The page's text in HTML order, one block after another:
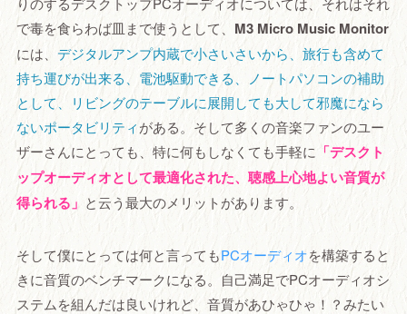
で毒を食らわば皿まで使うとして、 M3 Micro Music Monitor
には、 デジタルアンプ内蔵で小さいさいから、旅行も含めて
持ち運びが出来る、電池駆動できる、ノートパソコンの補助
として、リビングのテーブルに展開しても大して邪魔になら
ないポータビリティがある。そして多くの音楽ファンのユー
ザーさんにとっても、特に何もしなくても手軽に 「デスクト
ップオーディオとして最適化された、聴感上心地よい音質が
得られる」 と云う最大のメリットがあります。
そして僕にとっては何と言ってもPCオーディオを構築すると
きに音質のベンチマークになる。自己満足でPCオーディオシ
ステムを組んだは良いけれど、音質があひゃひゃ！？みたい